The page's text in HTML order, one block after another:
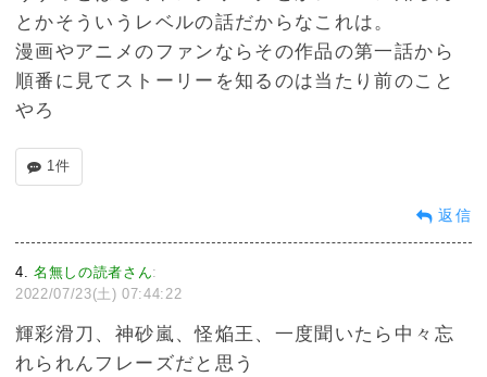
とかそういうレベルの話だからなこれは。
漫画やアニメのファンならその作品の第一話から
順番に見てストーリーを知るのは当たり前のこと
やろ
1件
返信
4 名無しの読者さん:
2022/07/23(土) 07:44:22
輝彩滑刀、神砂嵐、怪焔王、一度聞いたら中々忘
れられんフレーズだと思う